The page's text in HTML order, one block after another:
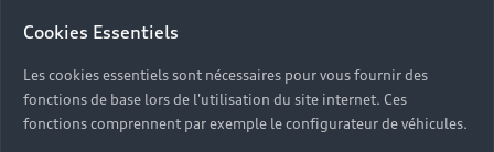
Cookies Essentiels
Les cookies essentiels sont nécessaires pour vous fournir des
fonctions de base lors de l'utilisation du site internet. Ces
fonctions comprennent par exemple le configurateur de véhicules.